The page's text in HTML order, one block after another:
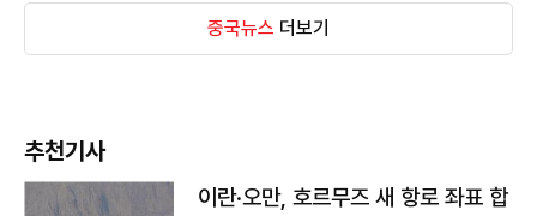
중국뉴스 더보기
추천기사
이란·오만, 호르무즈 새 항로 좌표 합